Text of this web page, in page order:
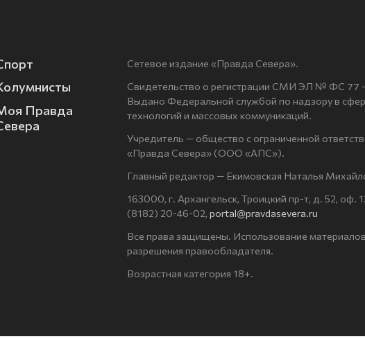
Правда
Сетевое издание «Правда Севера».
Свидетельство о регистрации СМИ ЭЛ № ФС 77
Выдано Федеральной службой по надзору в
технологий и массовых коммуникаций.
Учредитель — общество с ограниченной
«Правда Севера» (ООО «АПС»).
Главный редактор — Екимовская Наталья
163000, г. Архангельск, Троицкий пр-т, д. 52, оф.
(8182) 20-46-02, portal@pravdasevera.ru
Все права защищены. Использование
разрешения правообладателя.
Возрастная категория 18+.